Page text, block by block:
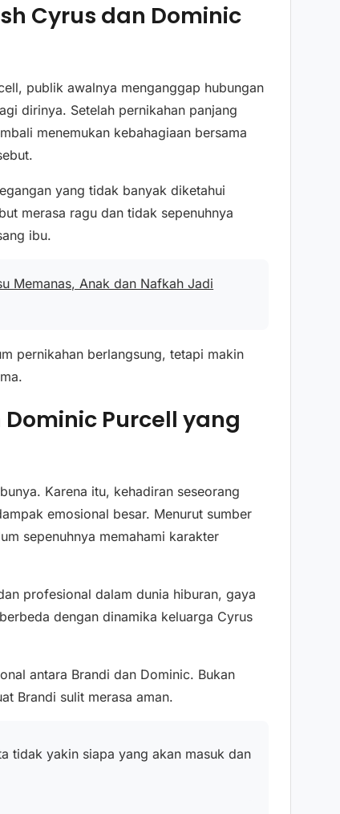
Cyrus dan Dominic
publik awalnya menganggap hubungan
dirinya. Setelah pernikahan panjang
menemukan kebahagiaan bersama
yang tidak banyak diketahui
merasa ragu dan tidak sepenuhnya
ibu.
Memanas, Anak dan Nafkah Jadi
pernikahan berlangsung, tetapi makin
Purcell yang
Karena itu, kehadiran seseorang
emosional besar. Menurut sumber
sepenuhnya memahami karakter
profesional dalam dunia hiburan, gaya
dengan dinamika keluarga Cyrus
antara Brandi dan Dominic. Bukan
Brandi sulit merasa aman.
tidak yakin siapa yang akan masuk dan